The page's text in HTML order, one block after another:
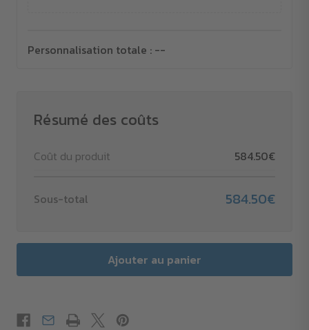
Personnalisation totale : --
Résumé des coûts
Coût du produit 584.50€
Sous-total 584.50€